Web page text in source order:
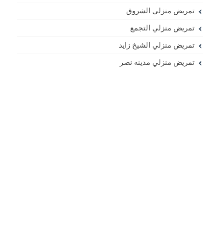
تمريض منزلي الشروق
تمريض منزلي التجمع
تمريض منزلي الشيخ زايد
تمريض منزلي مدينه نصر